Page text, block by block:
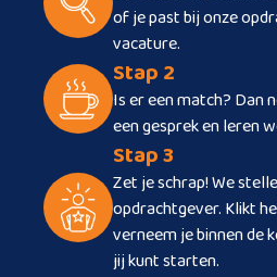
of je past bij onze
vacature.
Stap 2
Is er een match? Dan
een gesprek en leren
Stap 3
Zet je schrap! We
opdrachtgever. Klikt
verneem je binnen de
jij kunt starten.